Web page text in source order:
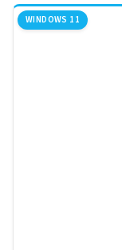
WINDOWS 11